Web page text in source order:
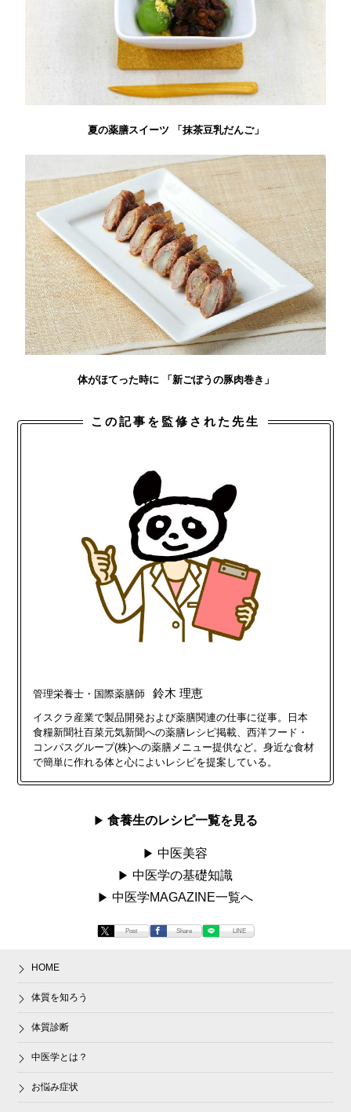
夏の薬膳スイーツ 「抹茶豆乳だんご」
体がほてった時に 「新ごぼうの豚肉巻き」
この記事を監修された先生
管理栄養士・国際薬膳師 鈴木 理恵
イスクラ産業で製品開発および薬膳関連の仕事に従事。日本
食糧新聞社百菜元気新聞への薬膳レシピ掲載、西洋フード・
コンパスグループ(株)への薬膳メニュー提供など。身近な食材
で簡単に作れる体と心によいレシピを提案している。
食養生のレシピ一覧を見る
中医美容
中医学の基礎知識
中医学MAGAZINE一覧へ
Post Share LINE
HOME
体質を知ろう
体質診断
中医学とは？
お悩み症状